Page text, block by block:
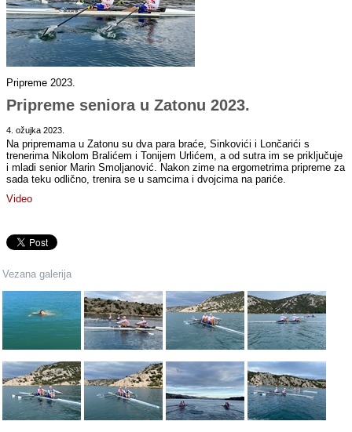
Pripreme 2023.
Pripreme seniora u Zatonu 2023.
4. ožujka 2023.
Na pripremama u Zatonu su dva para braće, Sinkovići i Lončarići s
trenerima Nikolom Bralićem i Tonijem Urlićem, a od sutra im se priključuje
i mladi senior Marin Smoljanović. Nakon zime na ergometrima pripreme za
sada teku odlično, trenira se u samcima i dvojcima na pariće.
Video
Vezana galerija